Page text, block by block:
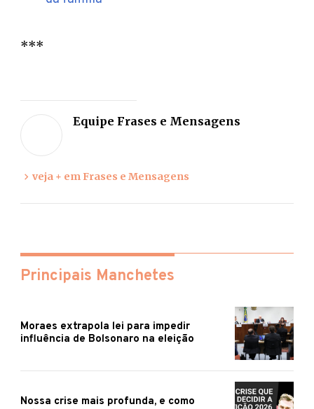
***
Equipe Frases e Mensagens
veja + em Frases e Mensagens
Principais Manchetes
Moraes extrapola lei para impedir
influência de Bolsonaro na eleição
Nossa crise mais profunda, e como